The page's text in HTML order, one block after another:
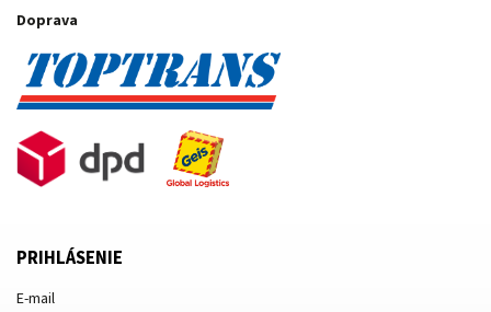
Doprava
PRIHLÁSENIE
E-mail